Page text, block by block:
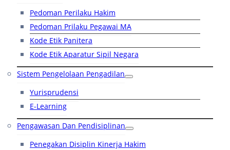
Pedoman Perilaku Hakim
Pedoman Prilaku Pegawai MA
Kode Etik Panitera
Kode Etik Aparatur Sipil Negara
Sistem Pengelolaan Pengadilan
Yurisprudensi
E-Learning
Pengawasan Dan Pendisiplinan
Penegakan Disiplin Kinerja Hakim